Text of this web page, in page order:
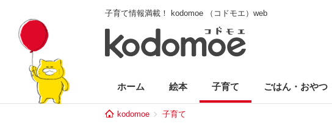
子育て情報満載！ kodomoe （コドモエ）web
ホーム 絵本 子育て ごはん・おやつ
kodomoe 子育て